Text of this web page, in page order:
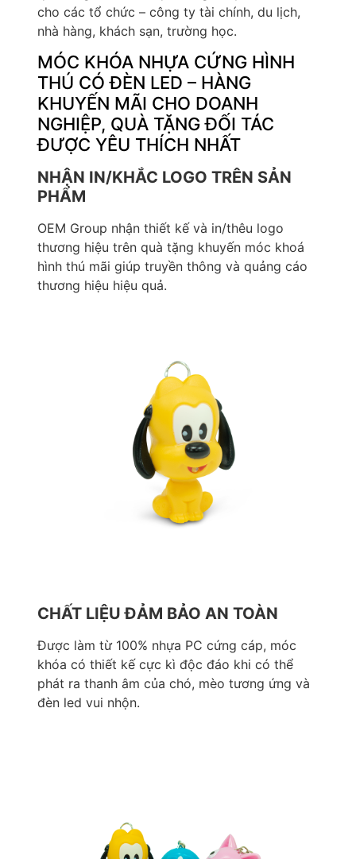
cho các tổ chức – công ty tài chính, du lịch,
nhà hàng, khách sạn, trường học.
MÓC KHÓA NHỰA CỨNG HÌNH
THÚ CÓ ĐÈN LED – HÀNG
KHUYẾN MÃI CHO DOANH
NGHIỆP, QUÀ TẶNG ĐỐI TÁC
ĐƯỢC YÊU THÍCH NHẤT
NHẬN IN/KHẮC LOGO TRÊN SẢN
PHẨM
OEM Group nhận thiết kế và in/thêu logo
thương hiệu trên quà tặng khuyến móc khoá
hình thú mãi giúp truyền thông và quảng cáo
thương hiệu hiệu quả.
CHẤT LIỆU ĐẢM BẢO AN TOÀN
Được làm từ 100% nhựa PC cứng cáp, móc
khóa có thiết kế cực kì độc đáo khi có thể
phát ra thanh âm của chó, mèo tương ứng và
đèn led vui nhộn.